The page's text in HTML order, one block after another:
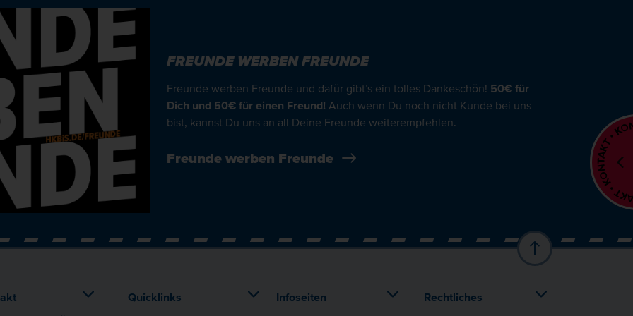
FREUNDE WERBEN FREUNDE
Freunde werben Freunde und dafür gibt’s ein tolles Dankeschön! 50€ für
Dich und 50€ für einen Freund! Auch wenn Du noch nicht Kunde bei uns
bist, kannst Du uns an all Deine Freunde weiterempfehlen.
Freunde werben Freunde
Quicklinks Infoseiten Rechtliches